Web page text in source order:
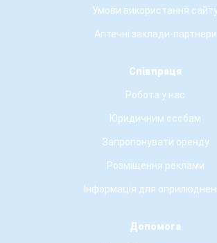
Умови використання
Аптечні заклади-партнери
Співпраця
Робота у нас
Юридичним особам
Запропонувати оренду
Розміщення реклами
Інформація для
Допомога